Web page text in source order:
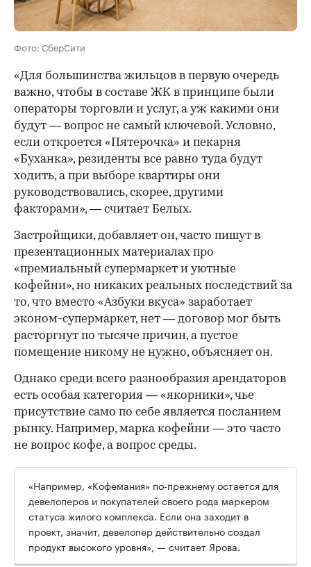
Фото: СберСити
«Для большинства жильцов в первую очередь
важно, чтобы в составе ЖК в принципе были
операторы торговли и услуг, а уж какими они
будут — вопрос не самый ключевой. Условно,
если откроется «Пятерочка» и пекарня
«Буханка», резиденты все равно туда будут
ходить, а при выборе квартиры они
руководствовались, скорее, другими
факторами», — считает Белых.
Застройщики, добавляет он, часто пишут в
презентационных материалах про
«премиальный супермаркет и уютные
кофейни», но никаких реальных последствий за
то, что вместо «Азбуки вкуса» заработает
эконом-супермаркет, нет — договор мог быть
расторгнут по тысяче причин, а пустое
помещение никому не нужно, объясняет он.
Однако среди всего разнообразия арендаторов
есть особая категория — «якорники», чье
присутствие само по себе является посланием
рынку. Например, марка кофейни — это часто
не вопрос кофе, а вопрос среды.
«Например, «Кофемания» по-прежнему остается для
девелоперов и покупателей своего рода маркером
статуса жилого комплекса. Если она заходит в
проект, значит, девелопер действительно создал
продукт высокого уровня», — считает Ярова.